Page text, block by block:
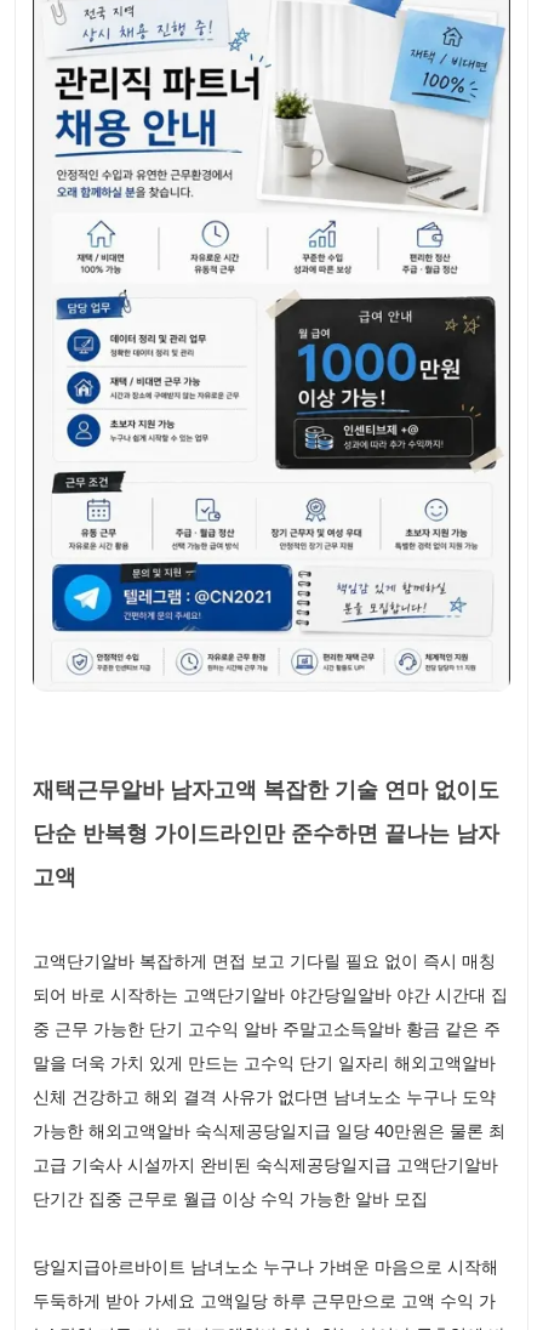
재택근무알바 남자고액 복잡한 기술 연마 없이도
단순 반복형 가이드라인만 준수하면 끝나는 남자
고액
고액단기알바 복잡하게 면접 보고 기다릴 필요 없이 즉시 매칭
되어 바로 시작하는 고액단기알바 야간당일알바 야간 시간대 집
중 근무 가능한 단기 고수익 알바 주말고소득알바 황금 같은 주
말을 더욱 가치 있게 만드는 고수익 단기 일자리 해외고액알바
신체 건강하고 해외 결격 사유가 없다면 남녀노소 누구나 도약
가능한 해외고액알바 숙식제공당일지급 일당 40만원은 물론 최
고급 기숙사 시설까지 완비된 숙식제공당일지급 고액단기알바
단기간 집중 근무로 월급 이상 수익 가능한 알바 모집
당일지급아르바이트 남녀노소 누구나 가벼운 마음으로 시작해
두둑하게 받아 가세요 고액일당 하루 근무만으로 고액 수익 가